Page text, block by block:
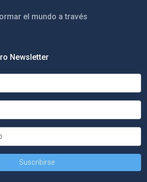
el mundo a través
Newsletter